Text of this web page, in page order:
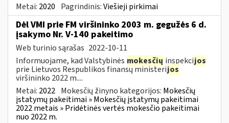
Metai: 2020 Pagrindinis:Viešieji pirkimai
Dėl VMI prie FM viršininko 2003 m. gegužės 6 d.
įsakymo Nr. V-140 pakeitimo
Web turinio sąrašas 2022-10-11
Informuojame, kad Valstybinės mokesčių inspekcijos
prie Lietuvos Respublikos finansų ministerijos
viršininko 2022 m....
Metai: 2022 Mokesčių žinyno kategorijos: Mokesčių
įstatymų pakeitimai » Mokesčių įstatymų pakeitimai
2022 metais » Pridėtinės vertės mokesčio pakeitimai
nuo 2022 m.